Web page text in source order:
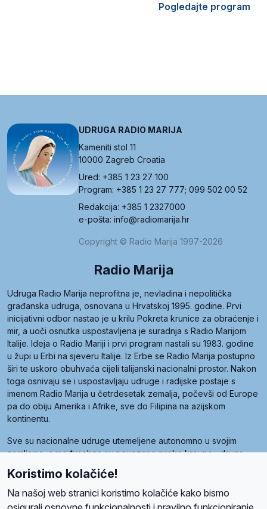
Pogledajte program
UDRUGA RADIO MARIJA
Kameniti stol 11
10000 Zagreb Croatia
Ured: +385 1 23 27 100
Program: +385 1 23 27 777; 099 502 00 52
Redakcija: +385 1 2327000
e-pošta: info@radiomarija.hr
Copyright © Radio Marija 1997-2026
Radio Marija
Udruga Radio Marija neprofitna je, nevladina i nepolitička
građanska udruga, osnovana u Hrvatskoj 1995. godine. Prvi
inicijativni odbor nastao je u krilu Pokreta krunice za obraćenje i
mir, a uoči osnutka uspostavljena je suradnja s Radio Marijom
Italije. Ideja o Radio Mariji i prvi program nastali su 1983. godine
u župi u Erbi na sjeveru Italije. Iz Erbe se Radio Marija postupno
širi te uskoro obuhvaća cijeli talijanski nacionalni prostor. Nakon
toga osnivaju se i uspostavljaju udruge i radijske postaje s
imenom Radio Marija u četrdesetak zemalja, počevši od Europe
pa do obiju Amerika i Afrike, sve do Filipina na azijskom
kontinentu.
Sve su nacionalne udruge utemeljene autonomno u svojim
zemljama, a međusobna su povezane preko krovne udruge
Radio Maria). Svjetsku obitelj utemeljilo je sedam članica, među
kojima je i hrvatska Udruga Radio Marija.
Koristimo kolačiće!
Na našoj web stranici koristimo kolačiće kako bismo